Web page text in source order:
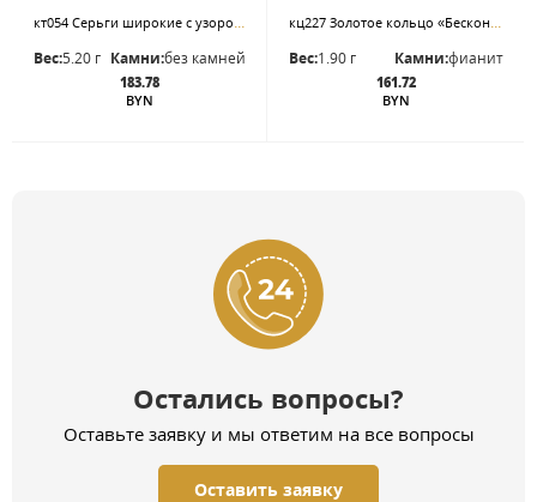
кт054 Серьги широкие с узором Меандр
Вес:5.20 г Камни:без камней
183.78
BYN
кц227 Золотое кольцо «Бесконечность» с фианитом
Вес:1.90 г Камни:фианит
161.72
BYN
Остались вопросы?
Оставьте заявку и мы ответим на все вопросы
Оставить заявку